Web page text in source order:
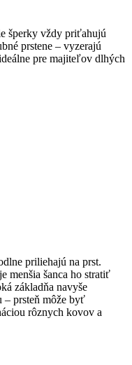
šperky vždy priťahujú
prstene – vyzerajú
pre majiteľov dlhých
priliehajú na prst.
menšia šanca ho stratiť
základňa navyše
– prsteň môže byť
rôznych kovov a